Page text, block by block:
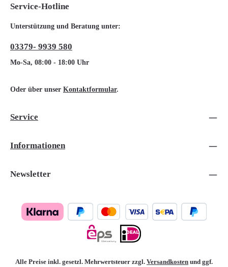
Service-Hotline
Unterstützung und Beratung unter:
03379- 9939 580
Mo-Sa, 08:00 - 18:00 Uhr
Oder über unser Kontaktformular.
Service
Informationen
Newsletter
Alle Preise inkl. gesetzl. Mehrwertsteuer zzgl. Versandkosten und ggf.